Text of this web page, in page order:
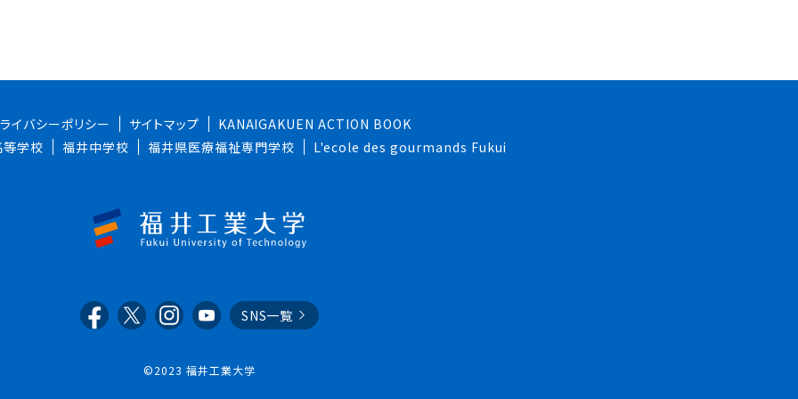
イバシーポリシー サイトマップ
KANAIGAKUEN ACTION BOOK
学校 福井中学校 福井県医療福祉専門学校 L'ecole des gourmands Fukui
SNS一覧
©2023 福井工業大学